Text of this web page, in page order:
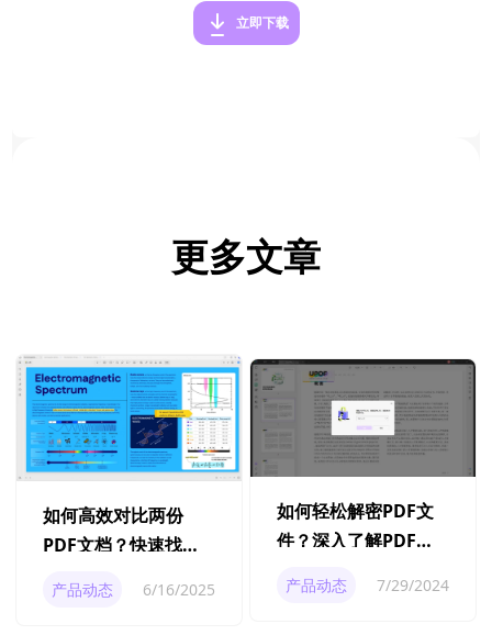
立即下载
更多文章
如何高效对比两份
PDF文档？快速找到
产品动态 6/16/2025
如何轻松解密PDF文
件？深入了解PDF解
产品动态 7/29/2024